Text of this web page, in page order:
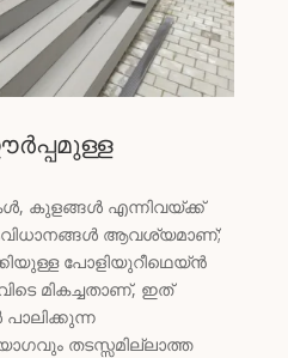
കുളങ്ങൾ എന്നിവയ്ക്ക്
ആവശ്യമാണ്;
പോളിയുറീഥെയ്ൻ
മികച്ചതാണ്, ഇത്
തടസ്സമില്ലാത്ത
Cebuano
Czech
Welsh
Danish
Dzongkha
Estonian
Basque
Icelandic